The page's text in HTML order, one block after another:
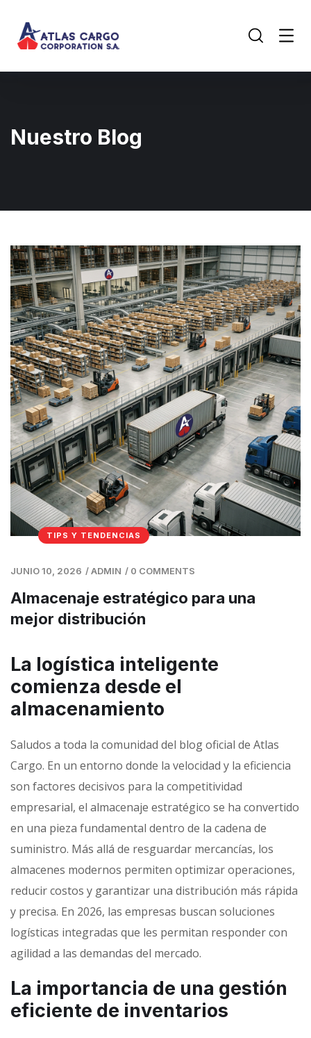
Nuestro Blog
TIPS Y TENDENCIAS
JUNIO 10, 2026 /ADMIN / 0 COMMENTS
Almacenaje estratégico para una
mejor distribución
La logística inteligente
comienza desde el
almacenamiento
Saludos a toda la comunidad del blog oficial de Atlas
Cargo. En un entorno donde la velocidad y la eficiencia
son factores decisivos para la competitividad
empresarial, el almacenaje estratégico se ha convertido
en una pieza fundamental dentro de la cadena de
suministro. Más allá de resguardar mercancías, los
almacenes modernos permiten optimizar operaciones,
reducir costos y garantizar una distribución más rápida
y precisa. En 2026, las empresas buscan soluciones
logísticas integradas que les permitan responder con
agilidad a las demandas del mercado.
La importancia de una gestión
eficiente de inventarios